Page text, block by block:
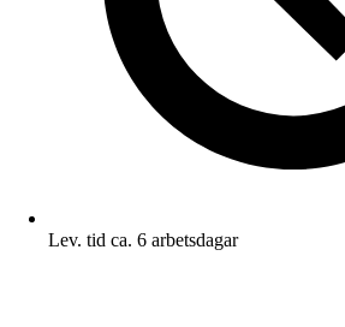
Lev. tid ca. 6 arbetsdagar